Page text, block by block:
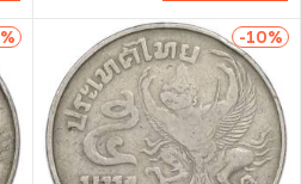
% -10%